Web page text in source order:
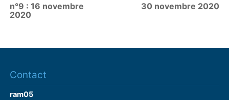
n°9 : 16 novembre
2020
30 novembre 2020
Contact
ram05